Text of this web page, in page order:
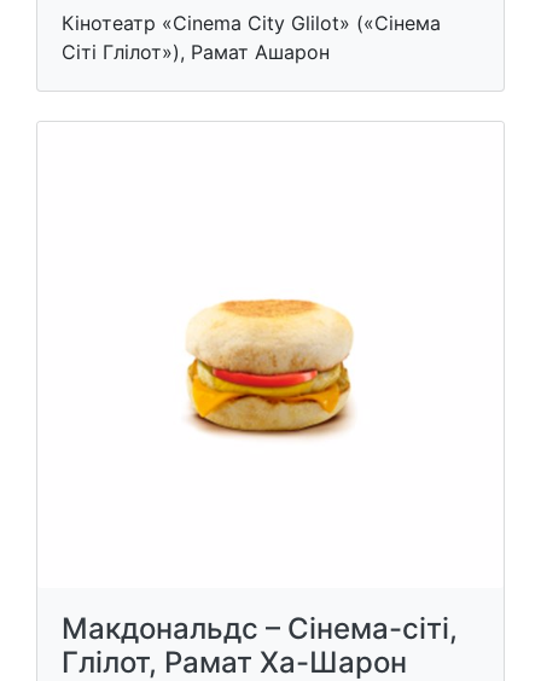
Кінотеатр «Cinema City Glilot» («Сінема
Сіті Глілот»), Рамат Ашарон
Макдональдс – Сінема-сіті,
Глілот, Рамат Ха-Шарон